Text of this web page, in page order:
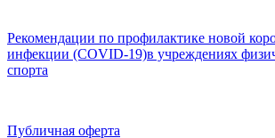
Рекомендации по профилактике новой
инфекции (COVID-19)в учреждениях
спорта
Публичная оферта